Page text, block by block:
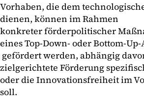
Vorhaben, die dem
dienen, können im Rahmen
konkreter förderpolitischer
eines Top-Down- oder Bottom-Up-
gefördert werden, abhängig
zielgerichtete Förderung
oder die Innovationsfreiheit im
soll.